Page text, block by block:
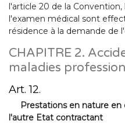
l'article 20 de la
l'examen médical sont
résidence à la demande de
CHAPITRE 2.
maladies
Art. 12.
Prestations en nature en
l'autre Etat contractant